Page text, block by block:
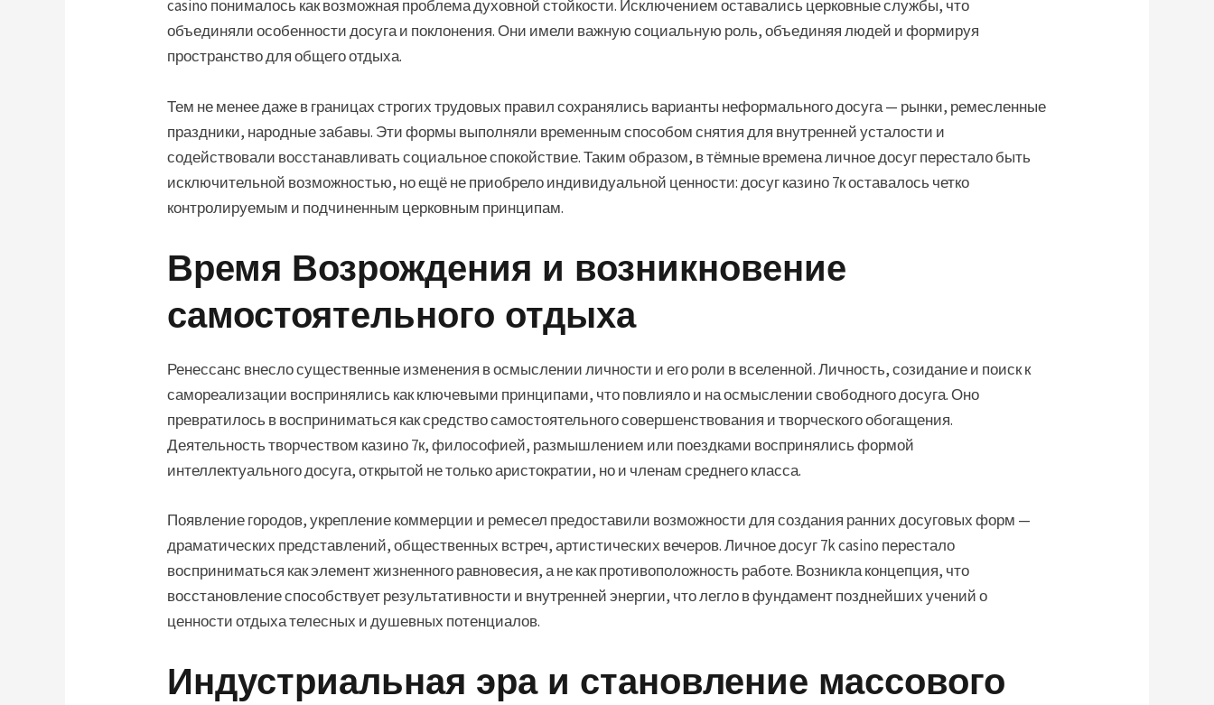
casino понималось как возможная проблема духовной стойкости. Исключением оставались церковные службы, что
объединяли особенности досуга и поклонения. Они имели важную социальную роль, объединяя людей и формируя
пространство для общего отдыха.
Тем не менее даже в границах строгих трудовых правил сохранялись варианты неформального досуга — рынки, ремесленные
праздники, народные забавы. Эти формы выполняли временным способом снятия для внутренней усталости и
содействовали восстанавливать социальное спокойствие. Таким образом, в тёмные времена личное досуг перестало быть
исключительной возможностью, но ещё не приобрело индивидуальной ценности: досуг казино 7к оставалось четко
контролируемым и подчиненным церковным принципам.
Время Возрождения и возникновение
самостоятельного отдыха
Ренессанс внесло существенные изменения в осмыслении личности и его роли в вселенной. Личность, созидание и поиск к
самореализации воспринялись как ключевыми принципами, что повлияло и на осмыслении свободного досуга. Оно
превратилось в восприниматься как средство самостоятельного совершенствования и творческого обогащения.
Деятельность творчеством казино 7к, философией, размышлением или поездками воспринялись формой
интеллектуального досуга, открытой не только аристократии, но и членам среднего класса.
Появление городов, укрепление коммерции и ремесел предоставили возможности для создания ранних досуговых форм —
драматических представлений, общественных встреч, артистических вечеров. Личное досуг 7k casino перестало
восприниматься как элемент жизненного равновесия, а не как противоположность работе. Возникла концепция, что
восстановление способствует результативности и внутренней энергии, что легло в фундамент позднейших учений о
ценности отдыха телесных и душевных потенциалов.
Индустриальная эра и становление массового